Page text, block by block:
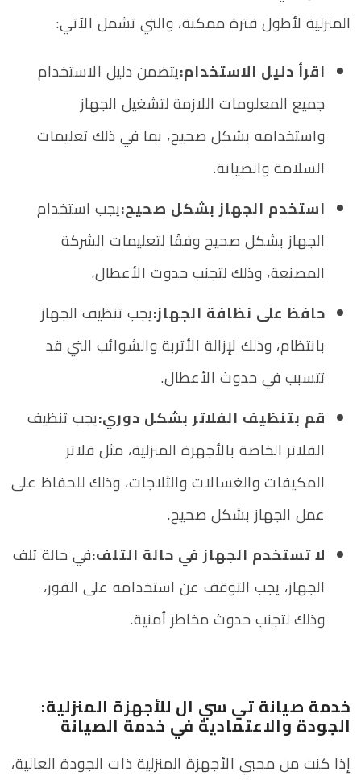
المنزلية لأطول فترة ممكنة، والتي تشمل الآتي:
اقرأ دليل الاستخدام:يتضمن دليل الاستخدام
جميع المعلومات اللازمة لتشغيل الجهاز
واستخدامه بشكل صحيح، بما في ذلك تعليمات
السلامة والصيانة.
استخدم الجهاز بشكل صحيح:يجب استخدام
الجهاز بشكل صحيح وفقًا لتعليمات الشركة
المصنعة، وذلك لتجنب حدوث الأعطال.
حافظ على نظافة الجهاز:يجب تنظيف الجهاز
بانتظام، وذلك لإزالة الأتربة والشوائب التي قد
تتسبب في حدوث الأعطال.
قم بتنظيف الفلاتر بشكل دوري:يجب تنظيف
الفلاتر الخاصة بالأجهزة المنزلية، مثل فلاتر
المكيفات والغسالات والثلاجات، وذلك للحفاظ على
عمل الجهاز بشكل صحيح.
لا تستخدم الجهاز في حالة التلف:في حالة تلف
الجهاز، يجب التوقف عن استخدامه على الفور،
وذلك لتجنب حدوث مخاطر أمنية.
خدمة صيانة تي سي ال للأجهزة المنزلية:
الجودة والاعتمادية في خدمة الصيانة
إذا كنت من محبي الأجهزة المنزلية ذات الجودة العالية،